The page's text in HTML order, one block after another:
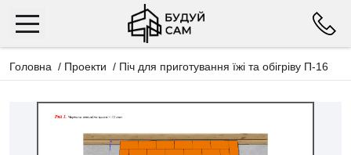
Головна / Проекти / Піч для приготування їжі та обігріву П-16